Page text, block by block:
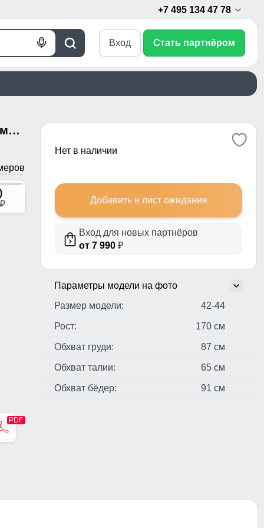
+7 495 134 47 78
Поиск
Голосовой
Вход Стать партнёром
Пальто утепленное стеганное зимнее с капюшоном женское голубого цвета 9620Gl
p
Нет в наличии
Добавить в лист ожидания
Вход для новых партнёров
от 7 990 ₽
Параметры модели на фото
Размер модели:
42-44
Рост: 170 см
Обхват груди: 87 см
Обхват талии: 65 см
Обхват бёдер: 91 см